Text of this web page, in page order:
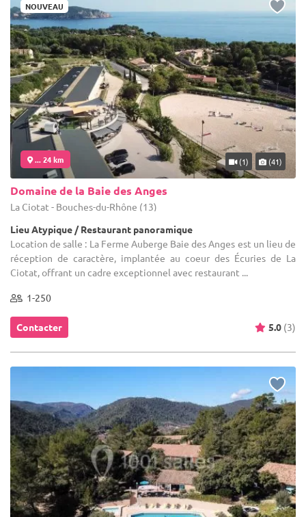
NOUVEAU
... 24 km (1) (41)
Domaine de la Baie des Anges
La Ciotat - Bouches-du-Rhône (13)
Lieu Atypique / Restaurant panoramique
Location de salle : La Ferme Auberge Baie des Anges est un lieu de
réception de caractère, implantée au coeur des Écuries de La
Ciotat, offrant un cadre exceptionnel avec restaurant ...
1-250
Contacter 5.0 (3)